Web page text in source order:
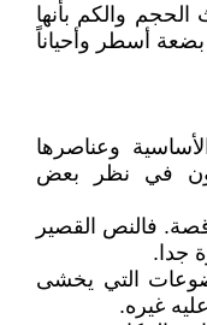
والكم بأنها
أسطر وأحياناً
وعناصرها
في نظر بعض
فالنص القصير
جدا.
التي يخشى
غيره.